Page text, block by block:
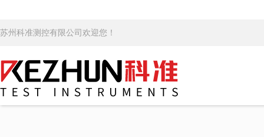
苏州科准测控有限公司欢迎您！